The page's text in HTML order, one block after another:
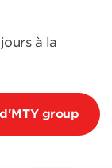
à la
group